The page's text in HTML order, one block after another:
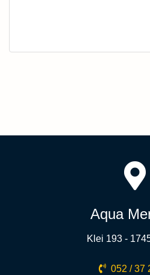
Aqua
Klei 193 -
052 / 37